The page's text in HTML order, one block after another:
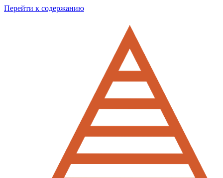
Перейти к содержанию